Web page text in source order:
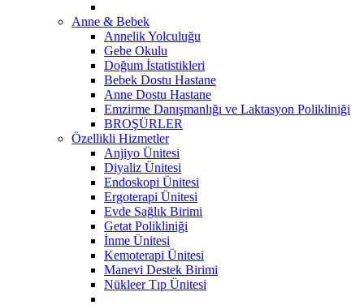
Anne & Bebek
Annelik Yolculuğu
Gebe Okulu
Doğum İstatistikleri
Bebek Dostu Hastane
Anne Dostu Hastane
Emzirme Danışmanlığı ve Laktasyon Polikliniği
BROŞÜRLER
Özellikli Hizmetler
Anjiyo Ünitesi
Diyaliz Ünitesi
Endoskopi Ünitesi
Ergoterapi Ünitesi
Evde Sağlık Birimi
Getat Polikliniği
İnme Ünitesi
Kemoterapi Ünitesi
Manevi Destek Birimi
Nükleer Tıp Ünitesi